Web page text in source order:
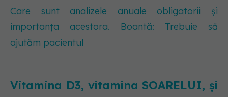
Care sunt analizele anuale obligatorii și
importanța acestora. Boantă: Trebuie să
ajutăm pacientul
Vitamina D3, vitamina SOARELUI, și